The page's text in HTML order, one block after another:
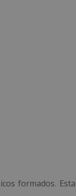
formados. Esta